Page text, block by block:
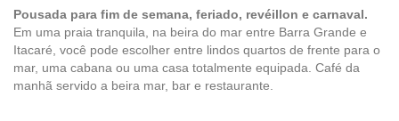
Pousada para fim de semana, feriado, revéillon e carnaval.
Em uma praia tranquila, na beira do mar entre Barra Grande e
Itacaré, você pode escolher entre lindos quartos de frente para o
mar, uma cabana ou uma casa totalmente equipada. Café da
manhã servido a beira mar, bar e restaurante.